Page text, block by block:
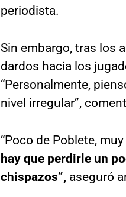
periodista.
Sin embargo, tras los
dardos hacia los
“Personalmente,
nivel irregular”,
“Poco de Poblete,
hay que perdirle un
chispazos”, aseguró